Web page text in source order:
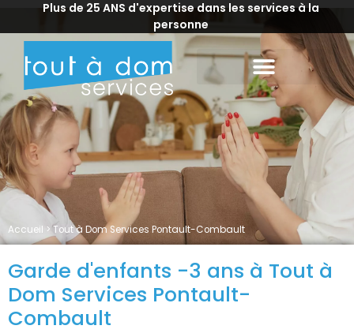
Plus de 25 ANS d'expertise dans les services à la
personne
Accueil >Tout à Dom Services Pontault-Combault
Garde d'enfants -3 ans à Tout à
Dom Services Pontault-
Combault